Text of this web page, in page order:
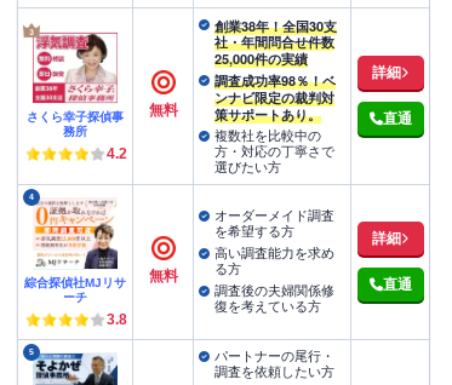
さくら幸子探偵事
務所
4.2
無料
創業38年！全国30支
社・年間問合せ件数
25,000件の実績
調査成功率98％！ベ
ンナビ限定の裁判対
策サポートあり。
複数社を比較中の
方・対応の丁寧さで
選びたい方
詳細
直通
4
綜合探偵社MJリサ
ーチ
3.8
無料
オーダーメイド調査
を希望する方
高い調査能力を求め
る方
調査後の夫婦関係修
復を考えている方
詳細
直通
5
パートナーの尾行・
調査を依頼したい方